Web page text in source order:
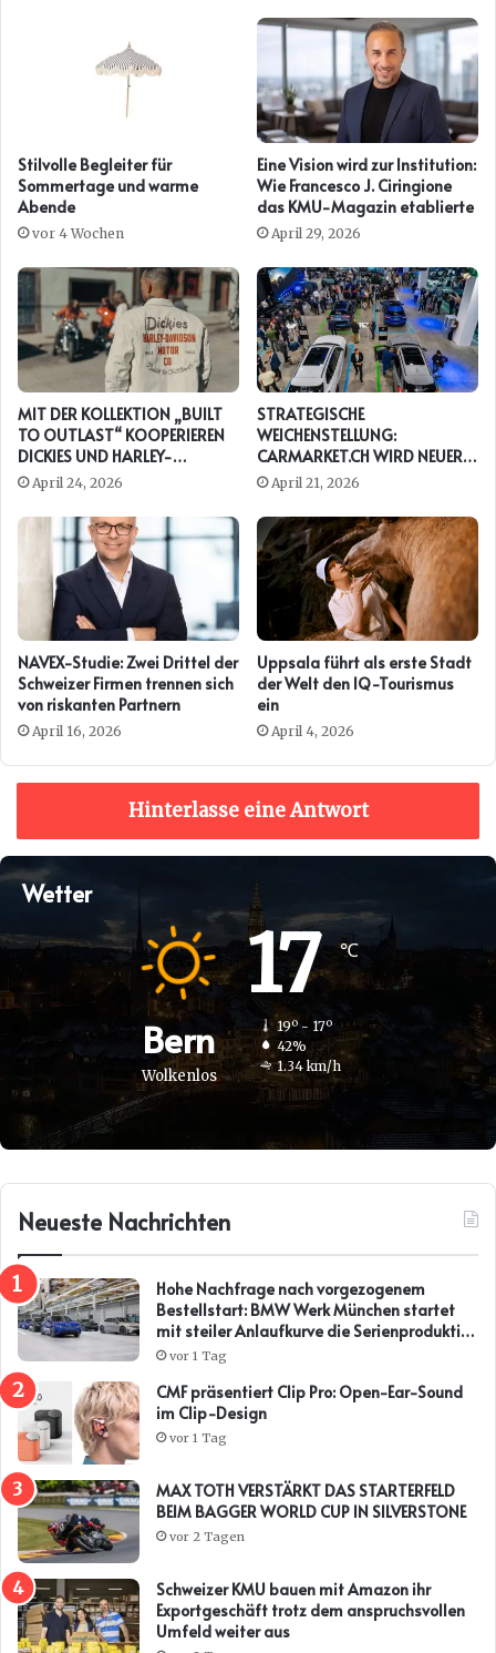
Stilvolle Begleiter für
Sommertage und warme
Abende
vor 4 Wochen
Eine Vision wird zur Institution:
Wie Francesco J. Ciringione
das KMU-Magazin etablierte
April 29, 2026
MIT DER KOLLEKTION „BUILT
TO OUTLAST“ KOOPERIEREN
DICKIES UND HARLEY-
DAVIDSON ERNEUT
April 24, 2026
STRATEGISCHE
WEICHENSTELLUNG:
CARMARKET.CH WIRD NEUER
PRESENTING PARTNER DER
AUTO ZÜRICH
April 21, 2026
NAVEX-Studie: Zwei Drittel der
Schweizer Firmen trennen sich
von riskanten Partnern
April 16, 2026
Uppsala führt als erste Stadt
der Welt den IQ-Tourismus
ein
April 4, 2026
Hinterlasse eine Antwort
Wetter
Bern
Wolkenlos
17℃
19º - 17º
42%
1.34 km/h
Neueste Nachrichten
Hohe Nachfrage nach vorgezogenem
Bestellstart: BMW Werk München startet
mit steiler Anlaufkurve die Serienproduktion
des BMW i3*
vor 1 Tag
CMF präsentiert Clip Pro: Open-Ear-Sound
im Clip-Design
vor 1 Tag
MAX TOTH VERSTÄRKT DAS STARTERFELD
BEIM BAGGER WORLD CUP IN SILVERSTONE
vor 2 Tagen
Schweizer KMU bauen mit Amazon ihr
Exportgeschäft trotz dem anspruchsvollen
Umfeld weiter aus